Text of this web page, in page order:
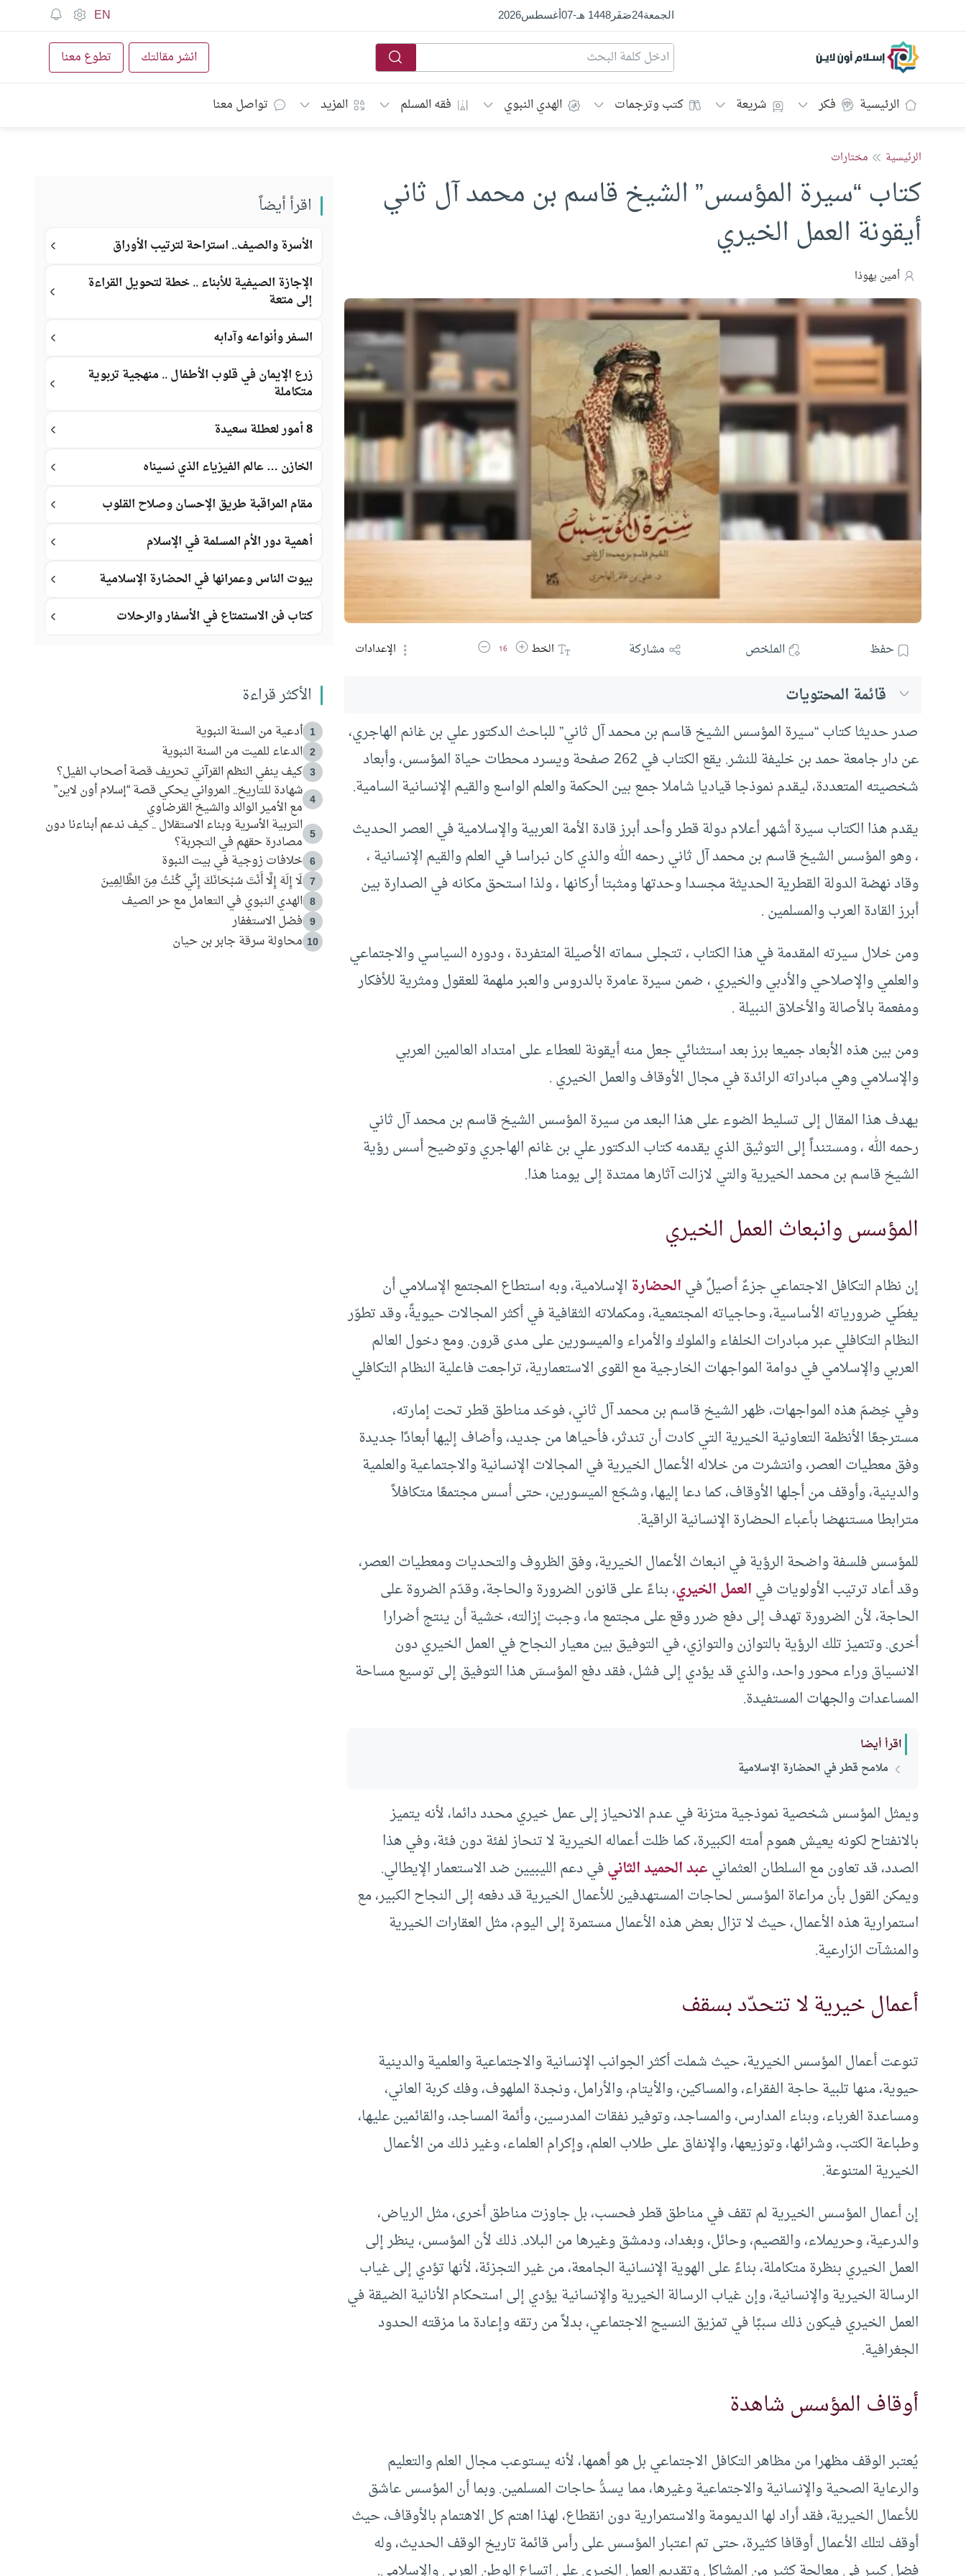
الجمعة24صَفَر1448 هـ -
07أغسطس2026
EN
إسلام أون لاين انشر مقالتك تطوع معنا
الرئيسية فكر شريعة كتب وترجمات الهدي النبوي فقه المسلم المزيد تواصل معنا
الرئيسية مختارات
كتاب “سيرة المؤسس” الشيخ قاسم بن محمد آل ثاني
أيقونة العمل الخيري
أمين يهوذا
حفظ الملخص مشاركة الخطزيادة حجم الخط
16 تقليل حجم الخط الإعدادات
قائمة المحتويات
صدر حديثا كتاب “سيرة المؤسس الشيخ قاسم بن محمد آل ثاني” للباحث الدكتور علي بن غانم الهاجري،
عن دار جامعة حمد بن خليفة للنشر. يقع الكتاب في 262 صفحة ويسرد محطات حياة المؤسس، وأبعاد
شخصيته المتعددة، ليقدم نموذجا قياديا شاملا جمع بين الحكمة والعلم الواسع والقيم الإنسانية السامية.
يقدم هذا الكتاب سيرة أشهر أعلام دولة قطر وأحد أبرز قادة الأمة العربية والإسلامية في العصر الحديث
، وهو المؤسس الشيخ قاسم بن محمد آل ثاني رحمه الله والذي كان نبراسا في العلم والقيم الإنسانية ،
وقاد نهضة الدولة القطرية الحديثة مجسدا وحدتها ومثبتا أركانها ، ولذا استحق مكانه في الصدارة بين
أبرز القادة العرب والمسلمين .
ومن خلال سيرته المقدمة في هذا الكتاب ، تتجلى سماته الأصيلة المتفردة ، ودوره السياسي والاجتماعي
والعلمي والإصلاحي والأدبي والخيري ، ضمن سيرة عامرة بالدروس والعبر ملهمة للعقول ومثرية للأفكار
ومفعمة بالأصالة والأخلاق النبيلة .
ومن بين هذه الأبعاد جميعا برز بعد استثنائي جعل منه أيقونة للعطاء على امتداد العالمين العربي
والإسلامي وهي مبادراته الرائدة في مجال الأوقاف والعمل الخيري .
يهدف هذا المقال إلى تسليط الضوء على هذا البعد من سيرة المؤسس الشيخ قاسم بن محمد آل ثاني
رحمه الله ، ومستنداً إلى التوثيق الذي يقدمه كتاب الدكتور علي بن غانم الهاجري وتوضيح أسس رؤية
الشيخ قاسم بن محمد الخيرية والتي لازالت آثارها ممتدة إلى يومنا هذا.
المؤسس وانبعاث العمل الخيري
إن نظام التكافل الاجتماعي جزءٌ أصيلٌ فيالحضارةالإسلامية، وبه استطاع المجتمع الإسلامي أن
يغطّي ضرورياته الأساسية، وحاجياته المجتمعية، ومكملاته الثقافية في أكثر المجالات حيويةً، وقد تطوّر
النظام التكافلي عبر مبادرات الخلفاء والملوك والأمراء والميسورين على مدى قرون. ومع دخول العالم
العربي والإسلامي في دوامة المواجهات الخارجية مع القوى الاستعمارية، تراجعت فاعلية النظام التكافلي
وفي خِضمّ هذه المواجهات، ظهر الشيخ قاسم بن محمد آل ثاني، فوحّد مناطق قطر تحت إمارته،
مسترجعًا الأنظمة التعاونية الخيرية التي كادت أن تندثر، فأحياها من جديد، وأضاف إليها أبعادًا جديدة
وفق معطيات العصر، وانتشرت من خلاله الأعمال الخيرية في المجالات الإنسانية والاجتماعية والعلمية
والدينية، وأوقف من أجلها الأوقاف، كما دعا إليها، وشجّع الميسورين، حتى أسس مجتمعًا متكافلاً
مترابطا مستنهضا بأعباء الحضارة الإنسانية الراقية.
للمؤسس فلسفة واضحة الرؤية في انبعاث الأعمال الخيرية، وفق الظروف والتحديات ومعطيات العصر،
وقد أعاد ترتيب الأولويات فيالعمل الخيري، بناءً على قانون الضرورة والحاجة، وقدّم الضروة على
الحاجة، لأن الضرورة تهدف إلى دفع ضرر وقع على مجتمع ما، وجبت إزالته، خشية أن ينتج أضرارا
أخرى. وتتميز تلك الرؤية بالتوازن والتوازي، في التوفيق بين معيار النجاح في العمل الخيري دون
الانسياق وراء محور واحد، والذي قد يؤدي إلى فشل، فقد دفع المؤسسَ هذا التوفيق إلى توسيع مساحة
المساعدات والجهات المستفيدة.
اقرأ أيضا
ملامح قطر في الحضارة الإسلامية
ويمثل المؤسس شخصية نموذجية متزنة في عدم الانحياز إلى عمل خيري محدد دائما، لأنه يتميز
بالانفتاح لكونه يعيش هموم أمته الكبيرة، كما ظلت أعماله الخيرية لا تنحاز لفئة دون فئة، وفي هذا
الصدد، قد تعاون مع السلطان العثمانيعبد الحميد الثانيفي دعم الليبيين ضد الاستعمار الإيطالي.
ويمكن القول بأن مراعاة المؤسس لحاجات المستهدفين للأعمال الخيرية قد دفعه إلى النجاح الكبير، مع
استمرارية هذه الأعمال، حيث لا تزال بعض هذه الأعمال مستمرة إلى اليوم، مثل العقارات الخيرية
والمنشآت الزارعية.
أعمال خيرية لا تتحدّد بسقف
تنوعت أعمال المؤسس الخيرية، حيث شملت أكثر الجوانب الإنسانية والاجتماعية والعلمية والدينية
حيوية، منها تلبية حاجة الفقراء، والمساكين، والأيتام، والأرامل، ونجدة الملهوف، وفك كربة العاني،
ومساعدة الغرباء، وبناء المدارس، والمساجد، وتوفير نفقات المدرسين، وأئمة المساجد، والقائمين عليها،
وطباعة الكتب، وشرائها، وتوزيعها، والإنفاق على طلاب العلم، وإكرام العلماء، وغير ذلك من الأعمال
الخيرية المتنوعة.
إن أعمال المؤسس الخيرية لم تقف في مناطق قطر فحسب، بل جاوزت مناطق أخرى، مثل الرياض،
والدرعية، وحريملاء، والقصيم، وحائل، وبغداد، ودمشق وغيرها من البلاد. ذلك لأن المؤسس، ينظر إلى
العمل الخيري بنظرة متكاملة، بناءً على الهوية الإنسانية الجامعة، من غير التجزئة، لأنها تؤدي إلى غياب
الرسالة الخيرية والإنسانية، وإن غياب الرسالة الخيرية والإنسانية يؤدي إلى استحكام الأنانية الضيقة في
العمل الخيري فيكون ذلك سببًا في تمزيق النسيج الاجتماعي، بدلاً من رتقه وإعادة ما مزقته الحدود
الجغرافية.
أوقاف المؤسس شاهدة
يُعتبر الوقف مظهرا من مظاهر التكافل الاجتماعي بل هو أهمها، لأنه يستوعب مجال العلم والتعليم
والرعاية الصحية والإنسانية والاجتماعية وغيرها، مما يسدُّ حاجات المسلمين. وبما أن المؤسس عاشق
للأعمال الخيرية، فقد أراد لها الديمومة والاستمرارية دون انقطاع، لهذا اهتم كل الاهتمام بالأوقاف، حيث
أوقف لتلك الأعمال أوقافا كثيرة، حتى تم اعتبار المؤسس على رأس قائمة تاريخ الوقف الحديث، وله
فضل كبير في معالجة كثير من المشاكل وتقديم العمل الخيري على اتساع الوطن العربي والإسلامي.
اقرأ أيضاً
الأسرة والصيف.. استراحة لترتيب الأوراق
الإجازة الصيفية للأبناء .. خطة لتحويل القراءة
إلى متعة
السفر وأنواعه وآدابه
زرع الإيمان في قلوب الأطفال .. منهجية تربوية
متكاملة
8 أمور لعطلة سعيدة
الخازن … عالم الفيزياء الذي نسيناه
مقام المراقبة طريق الإحسان وصلاح القلوب
أهمية دور الأم المسلمة في الإسلام
بيوت الناس وعمرانها في الحضارة الإسلامية
كتاب فن الاستمتاع في الأسفار والرحلات
الأكثر قراءة
1 أدعية من السنة النبوية
2 الدعاء للميت من السنة النبوية
3 كيف ينفي النظم القرآني تحريف قصة أصحاب الفيل؟
4
شهادة للتاريخ.. المرواني يحكي قصة “إسلام أون لاين”
مع الأمير الوالد والشيخ القرضاوي
5
التربية الأسرية وبناء الاستقلال .. كيف ندعم أبناءنا دون
مصادرة حقهم في التجربة؟
6 خلافات زوجية في بيت النبوة
7 لَا إِلَهَ إِلَّا أَنْتَ سُبْحَانَكَ إِنِّي كُنْتُ مِنَ الظَّالِمِينَ
8 الهدي النبوي في التعامل مع حر الصيف
9 فضل الاستغفار
10 محاولة سرقة جابر بن حيان